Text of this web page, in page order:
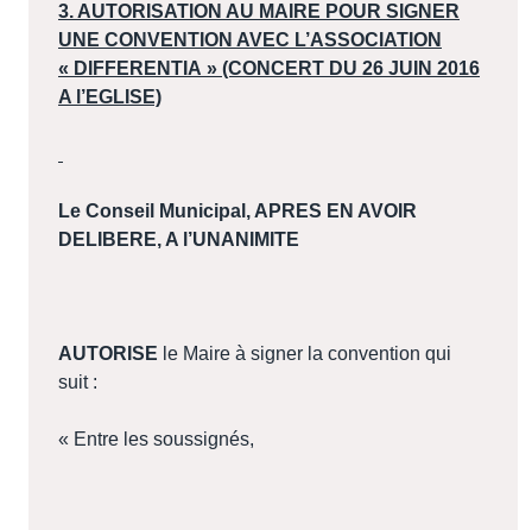
3. AUTORISATION AU MAIRE POUR SIGNER
UNE CONVENTION AVEC L’ASSOCIATION
« DIFFERENTIA » (CONCERT DU 26 JUIN 2016
A l’EGLISE)
Le Conseil Municipal, APRES EN AVOIR
DELIBERE, A l’UNANIMITE
AUTORISE le Maire à signer la convention qui
suit :
« Entre les soussignés,